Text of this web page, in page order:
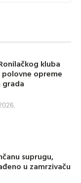
kluba
polovne opreme
grada
suprugu,
u zamrzivaču